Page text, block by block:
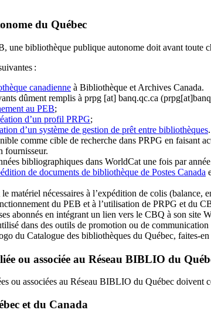
du Québec
une bibliothèque publique autonome doit avant toute
:
canadienne à Bibliothèque et Archives Canada.
dûment remplis à prpg [at] banq.qc.ca
au PEB;
d’un profil PRPG;
d’un système de gestion de prêt entre bibliothèques.
comme cible de recherche dans PRPG en faisant
fournisseur.
bibliographiques dans WorldCat une fois par
de documents de bibliothèque de Postes Canada
matériel nécessaires à l’expédition de colis (balance,
du PEB et à l’utilisation de PRPG et du
abonnés en intégrant un lien vers le CBQ à son
dans des outils de promotion ou de
du Catalogue des bibliothèques du Québec, faites-
ou associée au Réseau BIBLIO du
ou associées au Réseau BIBLIO du Québec
et du Canada